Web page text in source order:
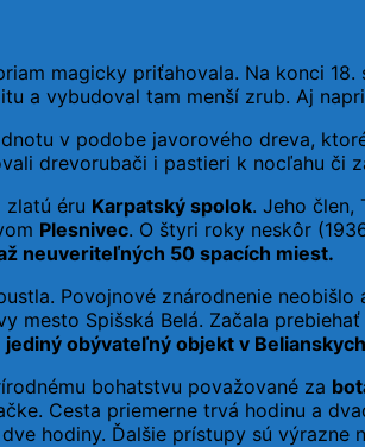
magicky priťahovala. Na konci
a vybudoval tam menší zrub. Aj
v podobe javorového dreva,
drevorubači i pastieri k nocľahu či
éru Karpatský spolok. Jeho člen,
Plesnivec. O štyri roky neskôr
neuveriteľných 50 spacích miest.
Povojnové znárodnenie
mesto Spišská Belá. Začala
jediný obývateľný objekt v
bohatstvu považované za
Cesta priemerne trvá hodinu a
hodiny. Ďalšie prístupy sú výrazne